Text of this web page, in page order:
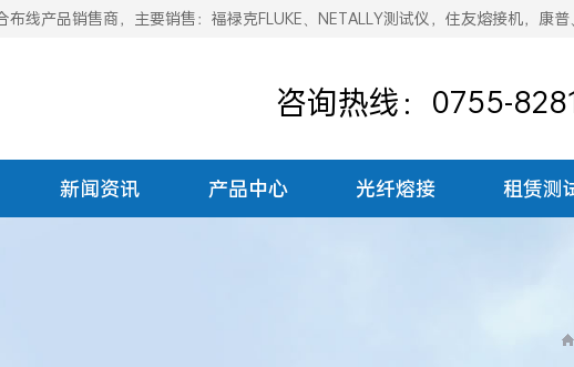
线产品销售商，主要销售：福禄克FLUKE、NETALLY测试仪，住友熔接机，康普
咨询热线：0755-
新闻资讯 产品中心 光纤熔接 租赁测